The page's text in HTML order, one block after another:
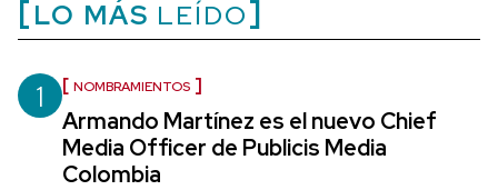
LO MÁS LEÍDO
1 NOMBRAMIENTOS
Armando Martínez es el nuevo Chief
Media Officer de Publicis Media
Colombia